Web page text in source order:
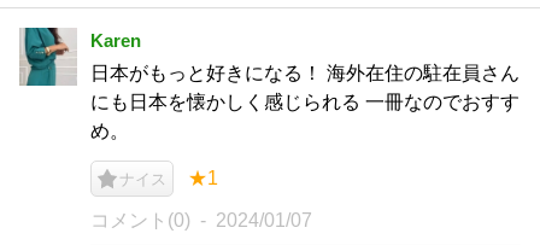
Karen
日本がもっと好きになる！ 海外在住の駐在員さん
にも日本を懐かしく感じられる 一冊なのでおすす
め。
ナイス ★1
コメント(0) 2024/01/07